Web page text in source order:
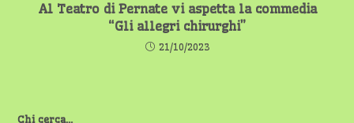
Al Teatro di Pernate vi aspetta la commedia
“Gli allegri chirurghi”
21/10/2023
Chi cerca...